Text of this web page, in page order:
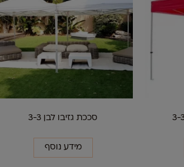
סככת גזיבו לבן 3-3
מידע נוסף